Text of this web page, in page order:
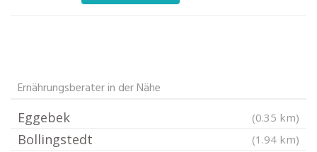
Ernährungsberater in der Nähe
Eggebek (0.35 km)
Bollingstedt (1.94 km)